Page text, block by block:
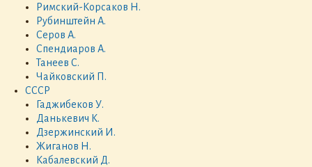
Римский-Корсаков Н.
Рубинштейн А.
Серов А.
Спендиаров А.
Танеев С.
Чайковский П.
СССР
Гаджибеков У.
Данькевич К.
Дзержинский И.
Жиганов Н.
Кабалевский Д.